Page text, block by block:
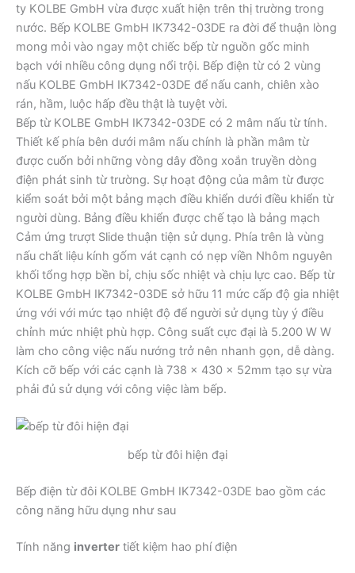
ty KOLBE GmbH vừa được xuất hiện trên thị trường trong
nước. Bếp KOLBE GmbH IK7342-03DE ra đời để thuận lòng
mong mỏi vào ngay một chiếc bếp từ nguồn gốc minh
bạch với nhiều công dụng nổi trội. Bếp điện từ có 2 vùng
nấu KOLBE GmbH IK7342-03DE để nấu canh, chiên xào
rán, hầm, luộc hấp đều thật là tuyệt vời.
Bếp từ KOLBE GmbH IK7342-03DE có 2 mâm nấu từ tính.
Thiết kế phía bên dưới mâm nấu chính là phần mâm từ
được cuốn bởi những vòng dây đồng xoắn truyền dòng
điện phát sinh từ trường. Sự hoạt động của mâm từ được
kiểm soát bởi một bảng mạch điều khiển dưới điều khiển từ
người dùng. Bảng điều khiển được chế tạo là bảng mạch
Cảm ứng trượt Slide thuận tiện sử dụng. Phía trên là vùng
nấu chất liệu kính gốm vát cạnh có nẹp viền Nhôm nguyên
khối tổng hợp bền bỉ, chịu sốc nhiệt và chịu lực cao. Bếp từ
KOLBE GmbH IK7342-03DE sở hữu 11 mức cấp độ gia nhiệt
ứng với với mức tạo nhiệt độ để người sử dụng tùy ý điều
chỉnh mức nhiệt phù hợp. Công suất cực đại là 5.200 W W
làm cho công việc nấu nướng trở nên nhanh gọn, dễ dàng.
Kích cỡ bếp với các cạnh là 738 x 430 x 52mm tạo sự vừa
phải đủ sử dụng với công việc làm bếp.
bếp từ đôi hiện đại
Bếp điện từ đôi KOLBE GmbH IK7342-03DE bao gồm các
công năng hữu dụng như sau
Tính năng inverter tiết kiệm hao phí điện